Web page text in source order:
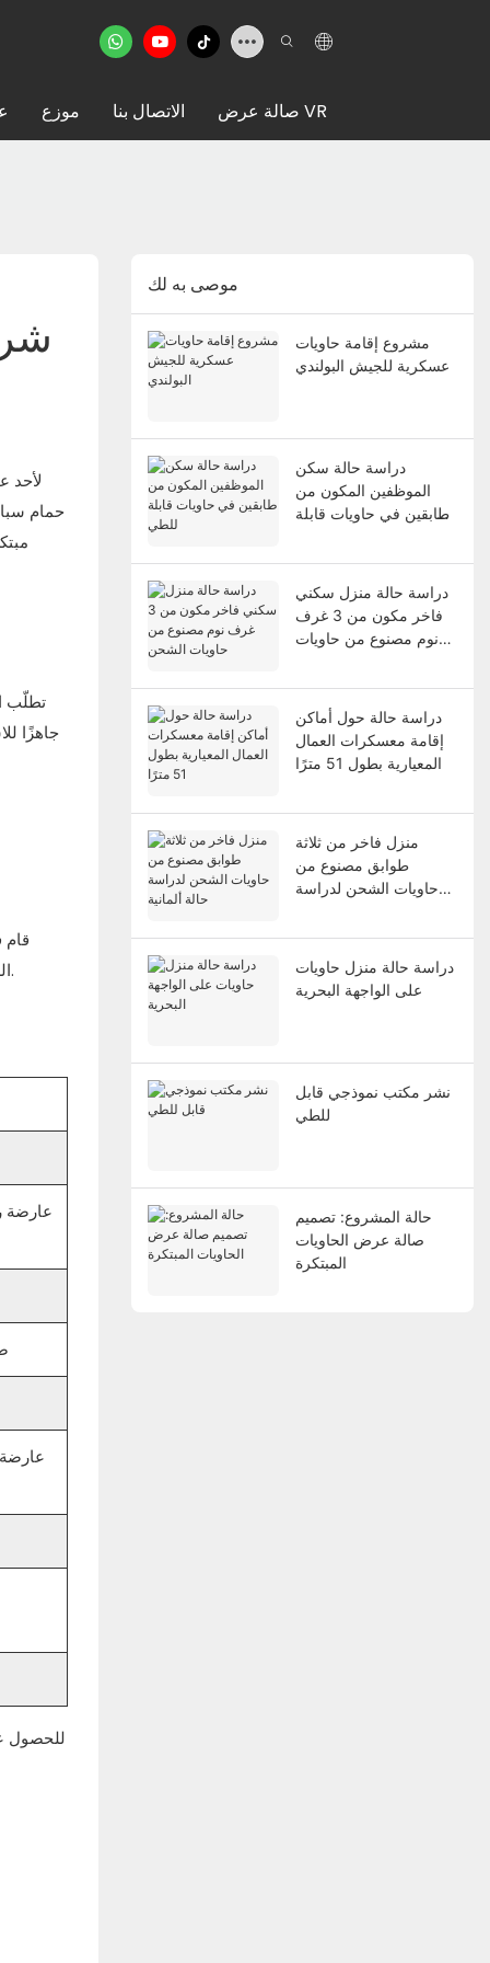
موزع الاتصال بنا صالة عرض VR
تطلّب
جاهزًا
الطلاء الأسود المموج لمسة جمالية عصرية ذات طابع صناعي، بينما يتميز التصميم الداخلي بتشطيبات باللون الأزرق الفيروزي وبلاط الموزاييك.
للحصول
موصى به لك
مشروع إقامة حاويات
عسكرية للجيش البولندي
دراسة حالة سكن
الموظفين المكون من
طابقين في حاويات قابلة
دراسة حالة منزل سكني
فاخر مكون من 3 غرف
نوم مصنوع من حاويات
دراسة حالة حول أماكن
إقامة معسكرات العمال
المعيارية بطول 51 مترًا
منزل فاخر من ثلاثة
طوابق مصنوع من
حاويات الشحن لدراسة
دراسة حالة منزل حاويات
على الواجهة البحرية
نشر مكتب نموذجي قابل
للطي
حالة المشروع: تصميم
صالة عرض الحاويات
المبتكرة